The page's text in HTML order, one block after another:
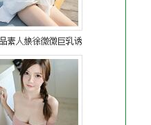
②
③
2